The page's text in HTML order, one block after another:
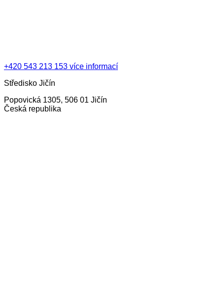
+420 543 213 153 více informací
Středisko Jičín
Popovická 1305, 506 01 Jičín
Česká republika